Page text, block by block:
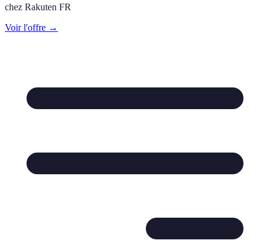
chez Rakuten FR
Voir l'offre →